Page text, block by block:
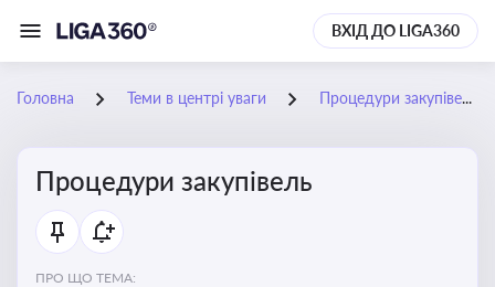
ВХІД ДО LIGA360
Головна Теми в центрі уваги Процедури закупівель
Процедури закупівель
ПРО ЩО ТЕМА: